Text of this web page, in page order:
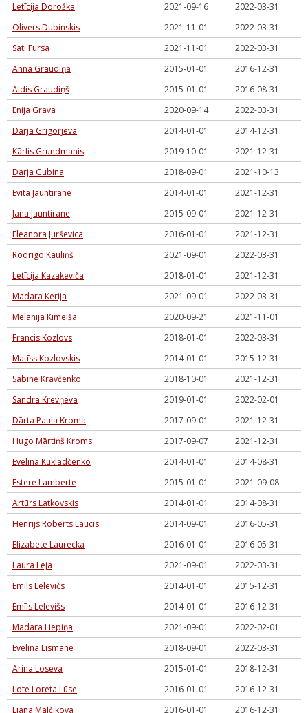
Letīcija Dorožka
2021-09-16
2022-03-31
Olivers Dubinskis
2021-11-01
2022-03-31
Sati Fursa
2021-11-01
2022-03-31
Anna Graudiņa
2015-01-01
2016-12-31
Aldis Graudiņš
2015-01-01
2016-08-31
Enija Grava
2020-09-14
2022-03-31
Darja Grigorjeva
2014-01-01
2014-12-31
Kārlis Grundmanis
2019-10-01
2021-12-31
Darja Gubina
2018-09-01
2021-10-13
Evita Jauntirane
2014-01-01
2021-12-31
Jana Jauntirane
2015-09-01
2021-12-31
Eleanora Jurševica
2016-01-01
2021-12-31
Rodrigo Kauliņš
2021-09-01
2022-03-31
Letīcija Kazakeviča
2018-01-01
2021-12-31
Madara Kerija
2021-09-01
2022-03-31
Melānija Kimeiša
2020-09-21
2021-11-01
Francis Kozlovs
2018-01-01
2022-03-31
Matīss Kozlovskis
2014-01-01
2015-12-31
Sabīne Kravčenko
2018-10-01
2021-12-31
Sandra Krevņeva
2019-01-01
2022-02-01
Dārta Paula Kroma
2017-09-01
2021-12-31
Hugo Mārtiņš Kroms
2017-09-07
2021-12-31
Evelīna Kukladčenko
2014-01-01
2014-08-31
Estere Lamberte
2015-01-01
2021-09-08
Artūrs Latkovskis
2014-01-01
2014-08-31
Henrijs Roberts Laucis
2014-09-01
2016-05-31
Elizabete Laurecka
2016-01-01
2016-05-31
Laura Leja
2021-09-01
2022-03-31
Emīls Lelēvičs
2014-01-01
2015-12-31
Emīls Lelevišs
2014-01-01
2016-12-31
Madara Liepiņa
2021-09-01
2022-02-01
Evelīna Lismane
2018-09-01
2022-03-31
Arina Loseva
2015-01-01
2018-12-31
Lote Loreta Lūse
2016-01-01
2016-12-31
Liāna Maļčikova
2016-01-01 2016-12-31